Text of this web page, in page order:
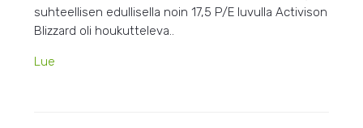
suhteellisen edullisella noin 17,5 P/E luvulla Activison
Blizzard oli houkutteleva..
Lue